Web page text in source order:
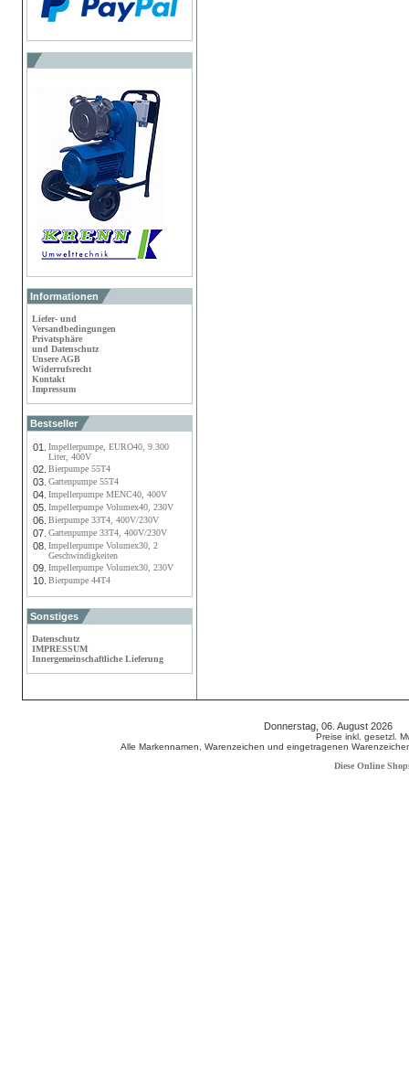
Informationen
Liefer- und
Versandbedingungen
Privatsphäre
und Datenschutz
Unsere AGB
Widerrufsrecht
Kontakt
Impressum
Bestseller
01.
Impellerpumpe, EURO40, 9.300
Liter, 400V
02. Bierpumpe 55T4
03. Gartenpumpe 55T4
04. Impellerpumpe MENC40, 400V
05. Impellerpumpe Volumex40, 230V
06. Bierpumpe 33T4, 400V/230V
07. Gartenpumpe 33T4, 400V/230V
08. Impellerpumpe Volumex30, 2
Geschwindigkeiten
09. Impellerpumpe Volumex30, 230V
10. Bierpumpe 44T4
Sonstiges
Datenschutz
IMPRESSUM
Innergemeinschaftliche Lieferung
Donnerstag, 06. August
Preise inkl. gesetzl.
Alle Markennamen, Warenzeichen und eingetragenen
Diese Online